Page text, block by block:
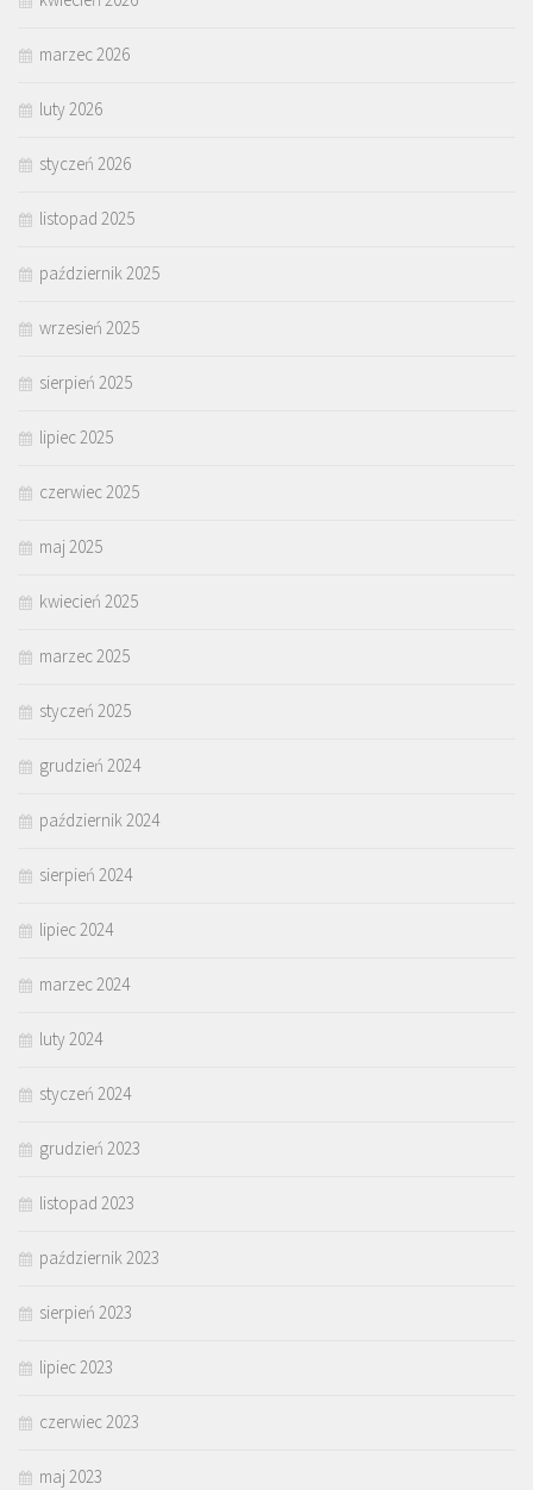
marzec 2026
luty 2026
styczeń 2026
listopad 2025
październik 2025
wrzesień 2025
sierpień 2025
lipiec 2025
czerwiec 2025
maj 2025
kwiecień 2025
marzec 2025
styczeń 2025
grudzień 2024
październik 2024
sierpień 2024
lipiec 2024
marzec 2024
luty 2024
styczeń 2024
grudzień 2023
listopad 2023
październik 2023
sierpień 2023
lipiec 2023
czerwiec 2023
maj 2023